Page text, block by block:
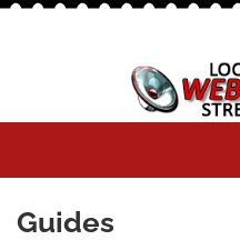
Guides